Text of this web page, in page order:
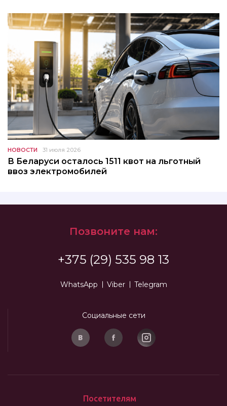
НОВОСТИ 31 июля 2026
В Беларуси осталось 1511 квот на льготный
ввоз электромобилей
Позвоните нам:
+375 (29) 535 98 13
WhatsApp Viber Telegram
Социальные сети
Посетителям